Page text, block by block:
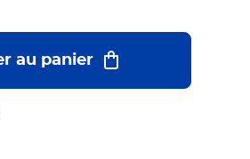
au panier